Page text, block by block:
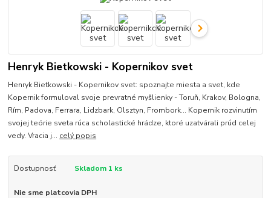
Henryk Bietkowski - Kopernikov svet
Henryk Bietkowski - Kopernikov svet: spoznajte miesta a svet, kde
Kopernik formuloval svoje prevratné myšlienky - Toruň, Krakov, Bologna,
Rím, Padova, Ferrara, Lidzbark, Olsztyn, Frombork... Kopernik rozvinutím
svojej teórie sveta rúca scholastické hrádze, ktoré uzatvárali prúd celej
vedy. Vracia j... celý popis
Dostupnosť Skladom 1 ks
Nie sme platcovia DPH